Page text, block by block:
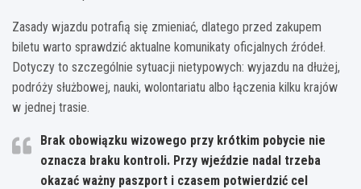
Zasady wjazdu potrafią się zmieniać, dlatego przed zakupem
biletu warto sprawdzić aktualne komunikaty oficjalnych źródeł.
Dotyczy to szczególnie sytuacji nietypowych: wyjazdu na dłużej,
podróży służbowej, nauki, wolontariatu albo łączenia kilku krajów
w jednej trasie.
Brak obowiązku wizowego przy krótkim pobycie nie
oznacza braku kontroli. Przy wjeździe nadal trzeba
okazać ważny paszport i czasem potwierdzić cel